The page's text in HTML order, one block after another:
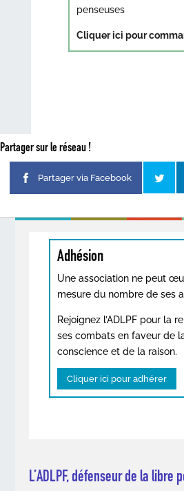
penseuses
Cliquer ici pour
Partager sur le réseau !
Partager via Facebook
Adhésion
Une association ne peut
mesure du nombre de ses
Rejoignez l’ADLPF pour la
ses combats en faveur de
conscience et de la raison.
Cliquer ici pour adhérer
L’ADLPF, défenseur de la libre